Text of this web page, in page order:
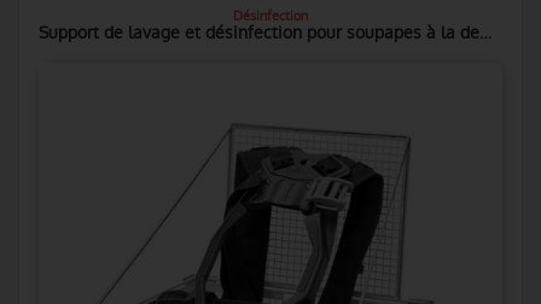
Désinfection
Support de lavage et désinfection pour soupapes à la demande (sad)